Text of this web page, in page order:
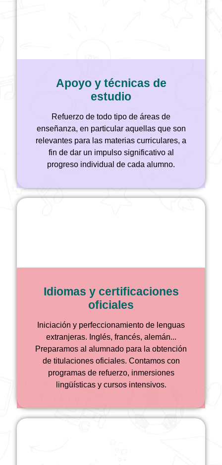
Apoyo y técnicas de
estudio
Refuerzo de todo tipo de áreas de
enseñanza, en particular aquellas que son
relevantes para las materias curriculares, a
fin de dar un impulso significativo al
progreso individual de cada alumno.
Idiomas y certificaciones
oficiales
Iniciación y perfeccionamiento de lenguas
extranjeras. Inglés, francés, alemán...
Preparamos al alumnado para la obtención
de titulaciones oficiales. Contamos con
programas de refuerzo, inmersiones
lingüísticas y cursos intensivos.